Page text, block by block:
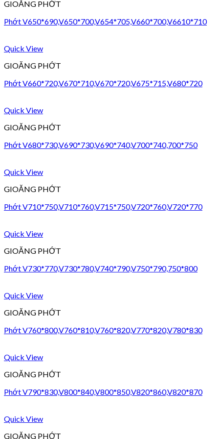
GIOĂNG PHỚT
Phớt V650*690,V650*700,V654*705,V660*700,V6610*710
Quick View
GIOĂNG PHỚT
Phớt V660*720,V670*710,V670*720,V675*715,V680*720
Quick View
GIOĂNG PHỚT
Phớt V680*730,V690*730,V690*740,V700*740,700*750
Quick View
GIOĂNG PHỚT
Phớt V710*750,V710*760,V715*750,V720*760,V720*770
Quick View
GIOĂNG PHỚT
Phớt V730*770,V730*780,V740*790,V750*790,750*800
Quick View
GIOĂNG PHỚT
Phớt V760*800,V760*810,V760*820,V770*820,V780*830
Quick View
GIOĂNG PHỚT
Phớt V790*830,V800*840,V800*850,V820*860,V820*870
Quick View
GIOĂNG PHỚT